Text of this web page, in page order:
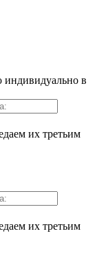
в
их третьим
их третьим